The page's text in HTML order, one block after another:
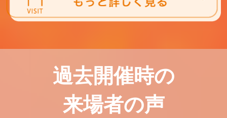
過去開催時の
来場者の声